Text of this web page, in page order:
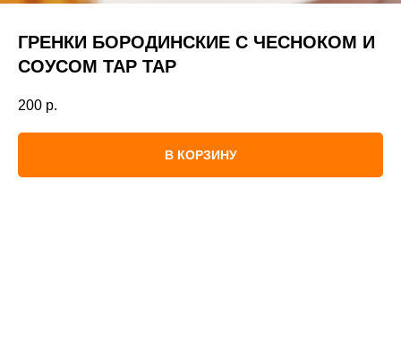
ГРЕНКИ БОРОДИНСКИЕ С ЧЕСНОКОМ И
СОУСОМ ТАР ТАР
200 р.
В КОРЗИНУ